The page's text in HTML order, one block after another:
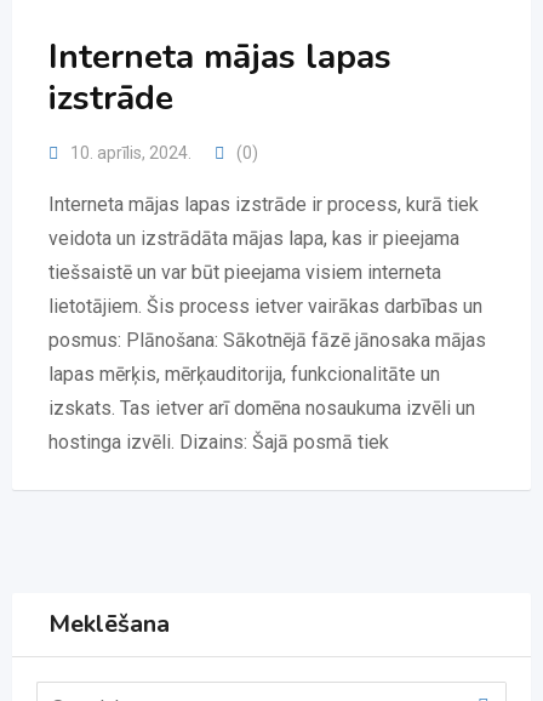
Interneta mājas lapas
izstrāde
10. aprīlis, 2024. (0)
Interneta mājas lapas izstrāde ir process, kurā tiek
veidota un izstrādāta mājas lapa, kas ir pieejama
tiešsaistē un var būt pieejama visiem interneta
lietotājiem. Šis process ietver vairākas darbības un
posmus: Plānošana: Sākotnējā fāzē jānosaka mājas
lapas mērķis, mērķauditorija, funkcionalitāte un
izskats. Tas ietver arī domēna nosaukuma izvēli un
hostinga izvēli. Dizains: Šajā posmā tiek
Meklēšana